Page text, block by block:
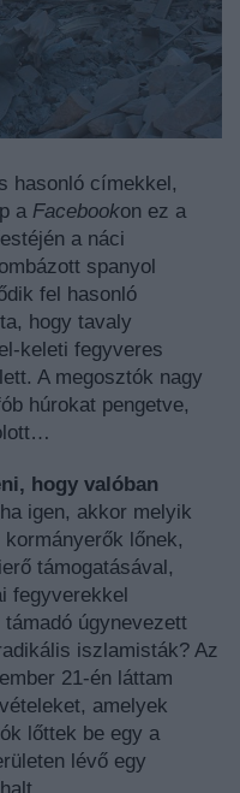
hasonló címekkel,
a Facebookon ez a
a náci
spanyol
fel hasonló
hogy tavaly
keleti fegyveres
A megosztók nagy
húrokat pengetve,
hogy valóban
igen, akkor melyik
lőnek,
támogatásával,
fegyverekkel
úgynevezett
iszlamisták? Az
21-én láttam
amelyek
lőttek be egy a
lévő egy